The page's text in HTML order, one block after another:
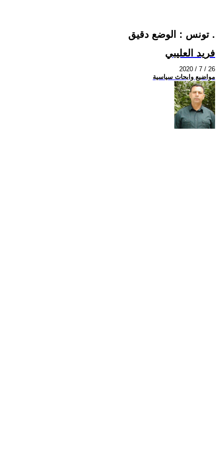
تونس : الوضع دقيق .
فريد العليبي
2020 / 7 / 26
مواضيع وابحاث سياسية